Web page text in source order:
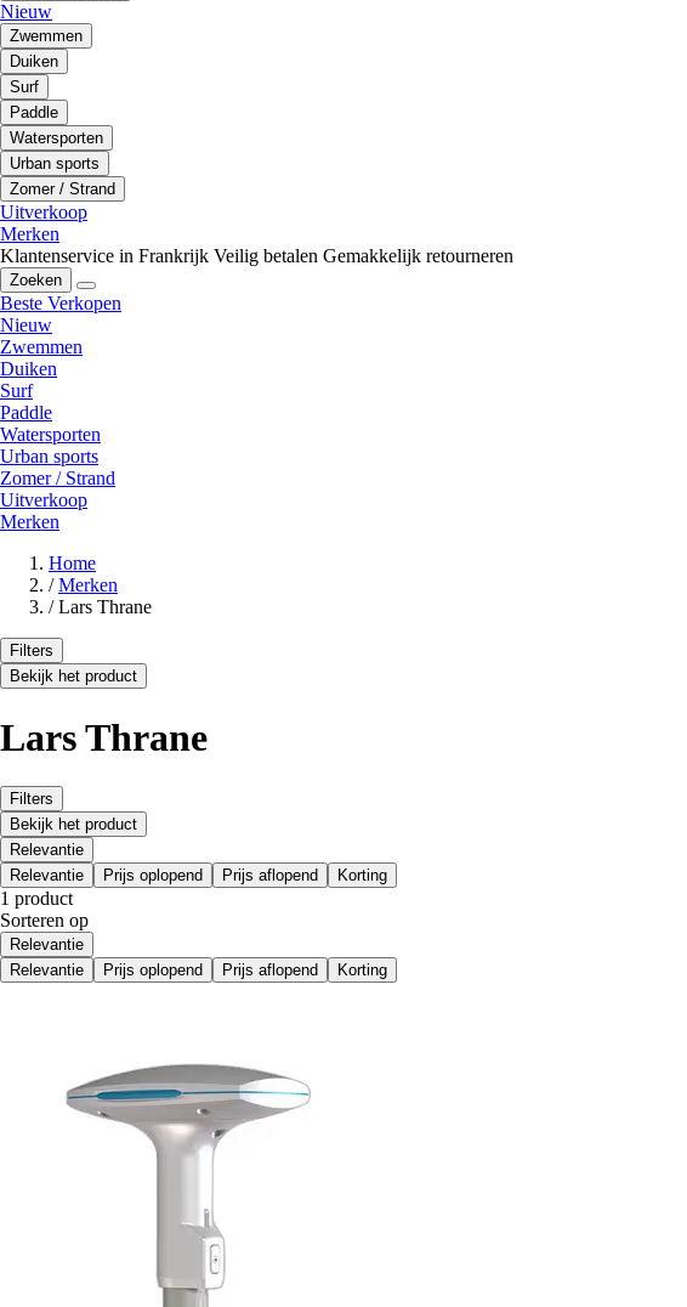
Nieuw
Zwemmen
Duiken
Surf
Paddle
Watersporten
Urban sports
Zomer / Strand
Uitverkoop
Merken
Klantenservice in Frankrijk Veilig betalen Gemakkelijk retourneren
Zoeken
Beste Verkopen
Nieuw
Zwemmen
Duiken
Surf
Paddle
Watersporten
Urban sports
Zomer / Strand
Uitverkoop
Merken
Home
/ Merken
/ Lars Thrane
Filters
Bekijk het product
Lars Thrane
Filters
Bekijk het product
Relevantie
Relevantie
Prijs oplopend Prijs aflopend Korting
1 product
Sorteren op
Relevantie
Relevantie
Prijs oplopend Prijs aflopend Korting